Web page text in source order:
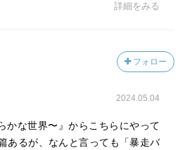
詳細をみる
フォロー
2024.05.04
かな世界〜』からこちらにやって
あるが、なんと言っても「暴走バ